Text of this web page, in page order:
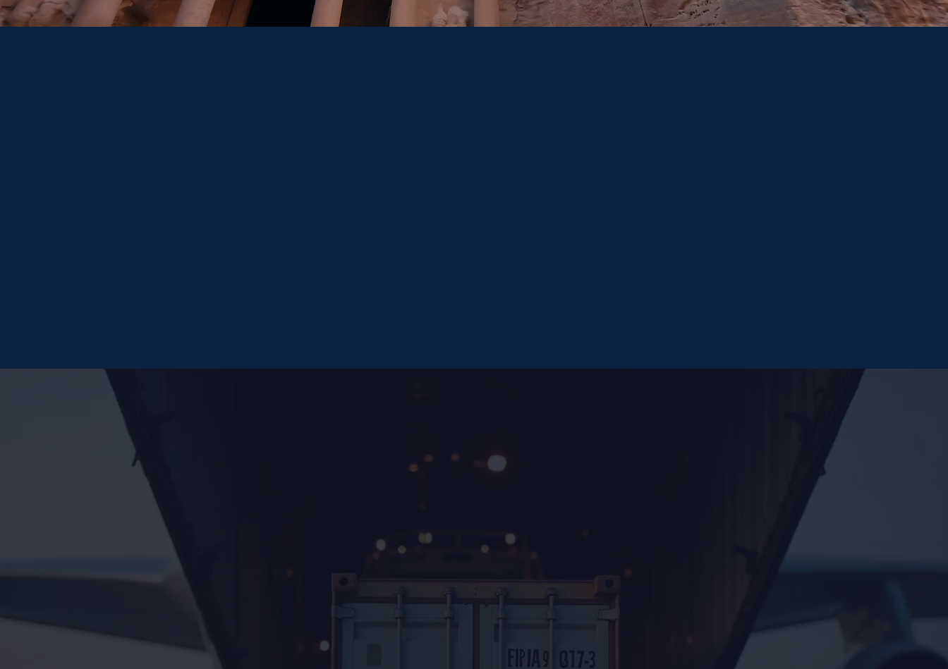
Maquinaria, petróleo, vehículos, alimentos, productos químicos
CIPL, Hojas de datos
Continente
logística